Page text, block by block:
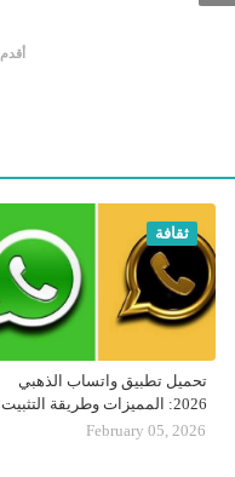
أقدم
ثقافة
تحميل تطبيق واتساب الذهبي
2026: المميزات وطريقة التثبيت
February 05, 2026